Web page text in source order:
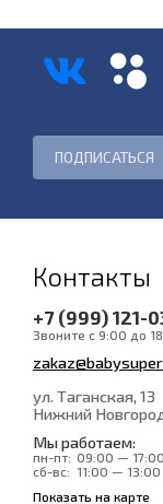
Контакты
+7 (999) 121-
Звоните с 9:00 до
ул. Таганская, 13
Нижний
Мы работаем:
пн-пт: 09:00 — 17:00
сб-вс: 11:00 — 13:00
Показать на карте